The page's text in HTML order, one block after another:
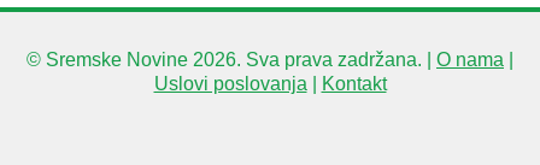
© Sremske Novine 2026. Sva prava zadržana. | O nama
Uslovi poslovanja
Kontakt